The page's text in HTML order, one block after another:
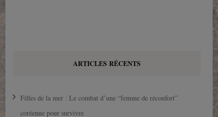
ARTICLES RÉCENTS
Filles de la mer : Le combat d’une “femme de réconfort”
coréenne pour survivre